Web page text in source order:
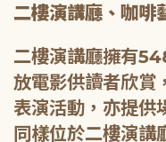
二樓演講廳、咖啡
二樓演講廳擁有
放電影供讀者欣賞
表演活動，亦提供
同樣位於二樓演講